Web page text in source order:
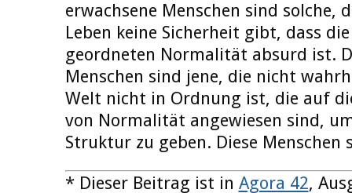
erwachsene Menschen sind solche,
Leben keine Sicherheit gibt, dass
geordneten Normalität absurd ist.
Menschen sind jene, die nicht
Welt nicht in Ordnung ist, die auf
von Normalität angewiesen sind,
Struktur zu geben. Diese Menschen
* Dieser Beitrag ist in Agora 42,